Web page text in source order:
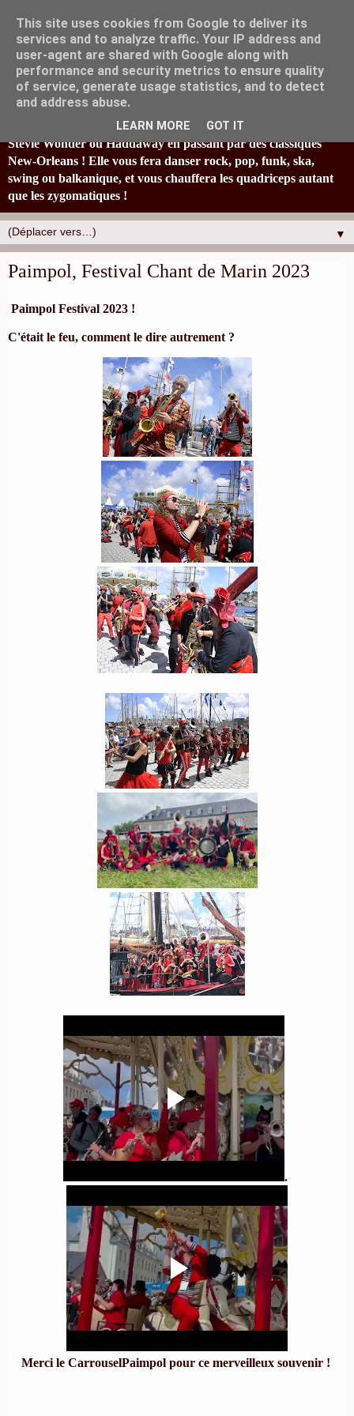
La fanfare Tahar Tag'l, originaire de Marseille, joyeusement
éclectique et à la bonne humeur typiquement locale, réinvestit
en s'amusant un paquet de standards : de Britney Spears à
Stevie Wonder ou Haddaway en passant par des classiques
New-Orleans ! Elle vous fera danser rock, pop, funk, ska,
swing ou balkanique, et vous chauffera les quadriceps autant
que les zygomatiques !
▼
Paimpol, Festival Chant de Marin 2023
Paimpol Festival 2023 !
C'était le feu, comment le dire autrement ?
.
Merci le CarrouselPaimpol pour ce merveilleux souvenir !
This site uses cookies from Google to deliver its
services and to analyze traffic. Your IP address and
user-agent are shared with Google along with
performance and security metrics to ensure quality
of service, generate usage statistics, and to detect
and address abuse.
LEARN MORE GOT IT